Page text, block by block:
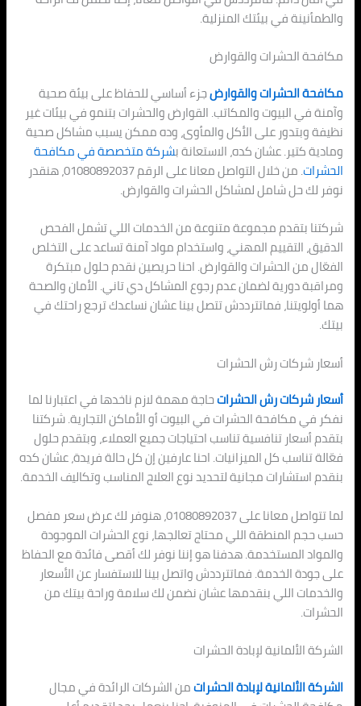
والطمأنينة في بيئتك المنزلية.
مكافحة الحشرات والقوارض
مكافحة الحشرات والقوارضجزء أساسي للحفاظ على بيئة صحية
وآمنة في البيوت والمكاتب. القوارض والحشرات بتنمو في بيئات غير
نظيفة وبتدور على الأكل والمأوى، وده ممكن يسبب مشاكل صحية
ومادية كتير. عشان كده، الاستعانة بشركة متخصصة في مكافحة
الحشرات
. من خلال التواصل معانا على الرقم 01080892037، هنقدر
نوفر لك حل شامل لمشاكل الحشرات والقوارض.
شركتنا بتقدم مجموعة متنوعة من الخدمات اللي تشمل الفحص
الدقيق، التقييم المهني، واستخدام مواد آمنة تساعد على التخلص
الفعّال من الحشرات والقوارض. احنا حريصين نقدم حلول مبتكرة
ومراقبة دورية لضمان عدم رجوع المشاكل دي تاني. الأمان والصحة
هما أولويتنا، فماتترددش تتصل بينا عشان نساعدك ترجع راحتك في
بيتك.
أسعار شركات رش الحشرات
أسعار شركات رش الحشراتحاجة مهمة لازم ناخدها في اعتبارنا لما
نفكر في مكافحة الحشرات في البيوت أو الأماكن التجارية. شركتنا
بتقدم أسعار تنافسية تناسب احتياجات جميع العملاء، وبتقدم حلول
فعّالة تناسب كل الميزانيات. احنا عارفين إن كل حالة فريدة، عشان كده
بنقدم استشارات مجانية لتحديد نوع العلاج المناسب وتكاليف الخدمة.
لما تتواصل معانا على 01080892037، هنوفر لك عرض سعر مفصل
حسب حجم المنطقة اللي محتاج تعالجها، نوع الحشرات الموجودة
والمواد المستخدمة. هدفنا هو إننا نوفر لك أقصى فائدة مع الحفاظ
على جودة الخدمة. فماتترددش واتصل بينا للاستفسار عن الأسعار
والخدمات اللي بنقدمها عشان نضمن لك سلامة وراحة بيتك من
الحشرات.
الشركة الألمانية لإبادة الحشرات
الشركة الألمانية لإبادة الحشراتمن الشركات الرائدة في مجال